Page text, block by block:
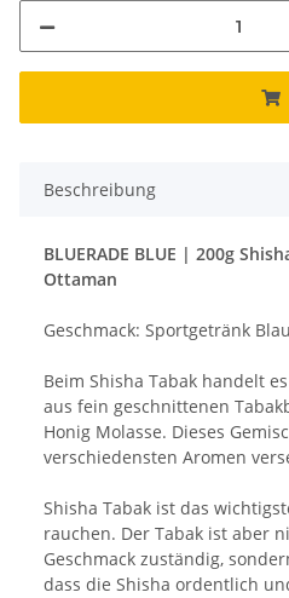
Beschreibung
BLUERADE BLUE | 200g
Ottaman
Geschmack: Sportgetränk Blau
Beim Shisha Tabak handelt
aus fein geschnittenen
Honig Molasse. Dieses
verschiedensten Aromen
Shisha Tabak ist das
rauchen. Der Tabak ist aber
Geschmack zuständig,
dass die Shisha ordentlich